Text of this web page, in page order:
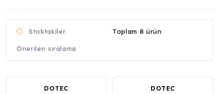
Stoktakiler Toplam 8 ürün
DOTEC DOTEC